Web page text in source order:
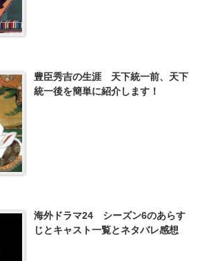
豊臣秀吉の生涯 天下統一前、天下
統一後を簡単に紹介します！
海外ドラマ24 シーズン6のあらす
じとキャスト一覧とネタバレ感想